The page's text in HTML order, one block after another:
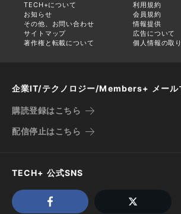
TECH+について
利用規約
お知らせ
会員規約
その他、お問い合わせ
情報提供
サイトマップ
広告について
著作権と転載について
個人情報の取
企業IT/テクノロジー/Members+ メール
購読登録はこちら
配信停止はこちら
TECH+ 公式SNS